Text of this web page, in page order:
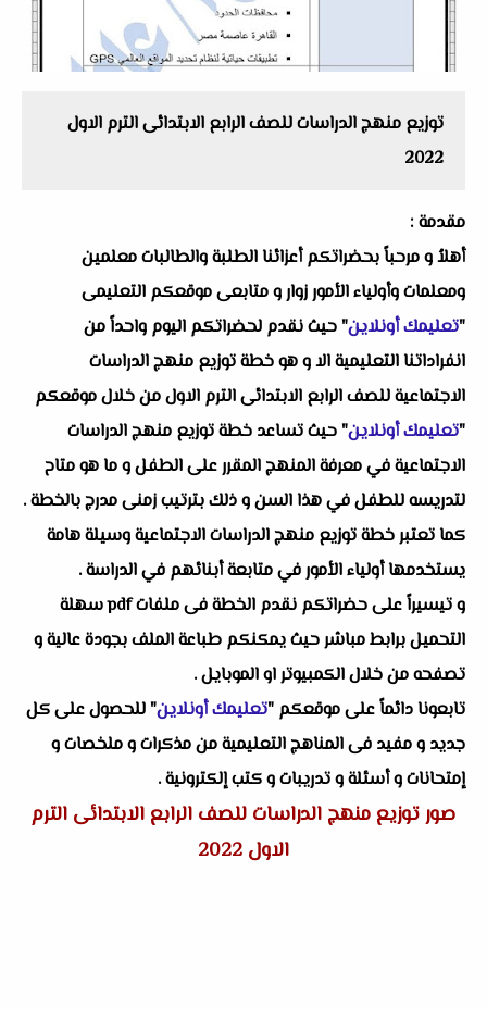
توزيع منهج الدراسات للصف الرابع الابتدائى الترم الاول
2022
مقدمة :
أهلاُ و مرحباً بحضراتكم أعزائنا الطلبة والطالبات معلمين
ومعلمات وأولياء الأمور زوار و متابعى موقعكم التعليمى
"تعليمك أونلاين" حيث نقدم لحضراتكم اليوم واحداً من
انفراداتنا التعليمية الا و هو خطة توزيع منهج الدراسات
الاجتماعية للصف الرابع الابتدائى الترم الاول من خلال موقعكم
"تعليمك أونلاين" حيث تساعد خطة توزيع منهج الدراسات
الاجتماعية في معرفة المنهج المقرر على الطفل و ما هو متاح
لتدريسه للطفل في هذا السن و ذلك بترتيب زمنى مدرج بالخطة .
كما تعتبر خطة توزيع منهج الدراسات الاجتماعية وسيلة هامة
يستخدمها أولياء الأمور في متابعة أبنائهم في الدراسة .
و تيسيراً على حضراتكم نقدم الخطة فى ملفات pdf سهلة
التحميل برابط مباشر حيث يمكنكم طباعة الملف بجودة عالية و
تصفحه من خلال الكمبيوتر او الموبايل .
تابعونا دائماً على موقعكم "تعليمك أونلاين" للحصول على كل
جديد و مفيد فى المناهج التعليمية من مذكرات و ملخصات و
إمتحانات و أسئلة و تدريبات و كتب إلكترونية .
صور توزيع منهج الدراسات للصف الرابع الابتدائى الترم
الاول 2022